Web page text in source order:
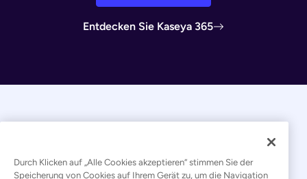
Entdecken Sie Kaseya 365
Durch Klicken auf „Alle Cookies akzeptieren“ stimmen Sie der
Speicherung von Cookies auf Ihrem Gerät zu, um die Navigation